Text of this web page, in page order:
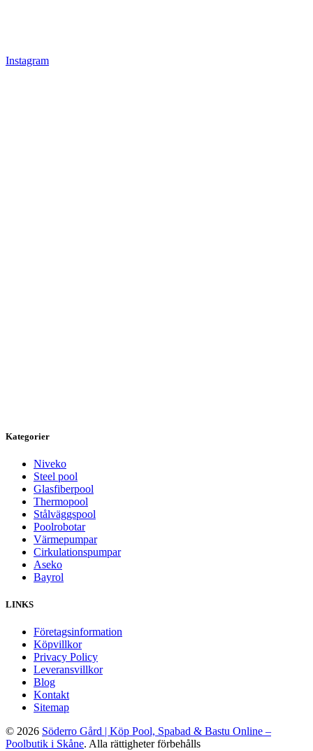
Instagram
Kategorier
Niveko
Steel pool
Glasfiberpool
Thermopool
Stålväggspool
Poolrobotar
Värmepumpar
Cirkulationspumpar
Aseko
Bayrol
LINKS
Företagsinformation
Köpvillkor
Privacy Policy
Leveransvillkor
Blog
Kontakt
Sitemap
© 2026 Söderro Gård | Köp Pool, Spabad & Bastu Online –
Poolbutik i Skåne. Alla rättigheter förbehålls